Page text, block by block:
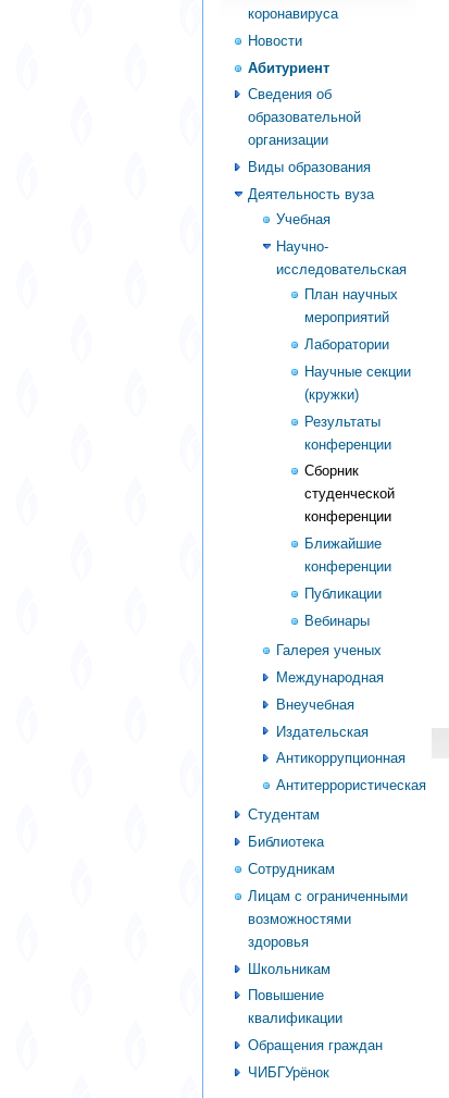
коронавируса
Новости
Абитуриент
Сведения об
образовательной
организации
Виды образования
Деятельность вуза
Учебная
Научно-
исследовательская
План научных
мероприятий
Лаборатории
Научные секции
(кружки)
Результаты
конференции
Сборник
студенческой
конференции
Ближайшие
конференции
Публикации
Вебинары
Галерея ученых
Международная
Внеучебная
Издательская
Антикоррупционная
Антитеррористическая
Студентам
Библиотека
Сотрудникам
Лицам с ограниченными
возможностями
здоровья
Школьникам
Повышение
квалификации
Обращения граждан
ЧИБГУрёнок